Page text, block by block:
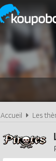
Accueil Les